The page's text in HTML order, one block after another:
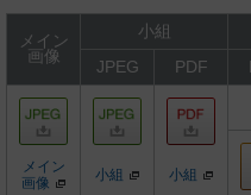
メイン
画像
小組
JPEG
PDF
メイン
画像
小組 小組